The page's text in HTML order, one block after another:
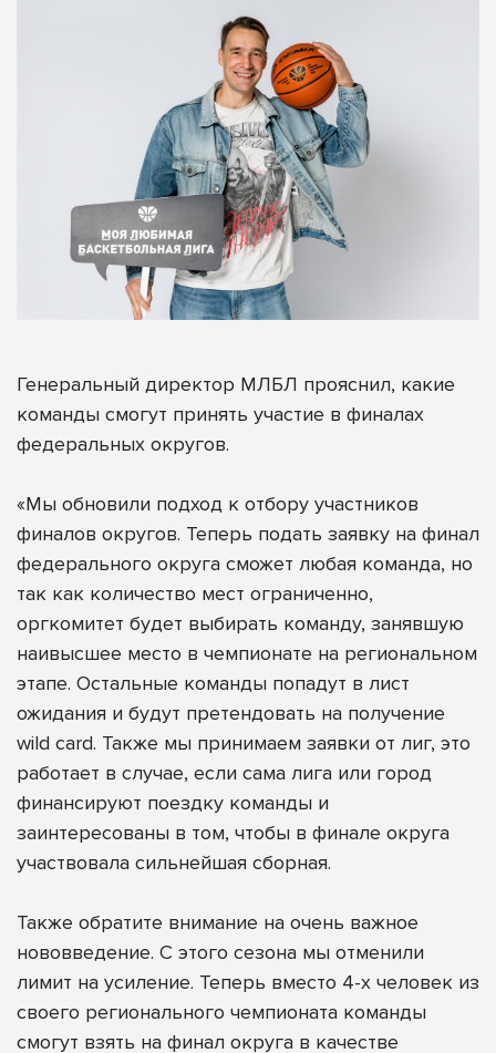
Генеральный директор МЛБЛ прояснил, какие
команды смогут принять участие в финалах
федеральных округов.
«Мы обновили подход к отбору участников
финалов округов. Теперь подать заявку на финал
федерального округа сможет любая команда, но
так как количество мест ограниченно,
оргкомитет будет выбирать команду, занявшую
наивысшее место в чемпионате на региональном
этапе. Остальные команды попадут в лист
ожидания и будут претендовать на получение
wild card. Также мы принимаем заявки от лиг, это
работает в случае, если сама лига или город
финансируют поездку команды и
заинтересованы в том, чтобы в финале округа
участвовала сильнейшая сборная.
Также обратите внимание на очень важное
нововведение. С этого сезона мы отменили
лимит на усиление. Теперь вместо 4-х человек из
своего регионального чемпионата команды
смогут взять на финал округа в качестве